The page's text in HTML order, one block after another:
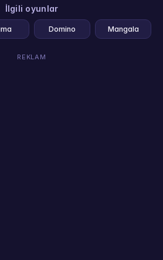
İlgili oyunlar
Domino Mangala
REKLAM